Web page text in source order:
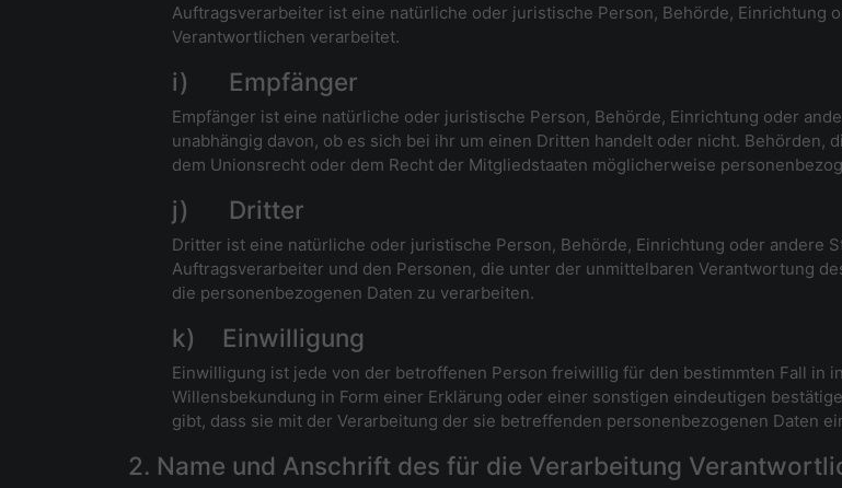
Auftragsverarbeiter ist eine natürliche oder juristische Person, Behörde, Einrichtung
Verantwortlichen verarbeitet.
i) Empfänger
Empfänger ist eine natürliche oder juristische Person, Behörde, Einrichtung oder
unabhängig davon, ob es sich bei ihr um einen Dritten handelt oder nicht. Behörden,
dem Unionsrecht oder dem Recht der Mitgliedstaaten möglicherweise
j) Dritter
Dritter ist eine natürliche oder juristische Person, Behörde, Einrichtung oder andere
Auftragsverarbeiter und den Personen, die unter der unmittelbaren Verantwortung
die personenbezogenen Daten zu verarbeiten.
k) Einwilligung
Einwilligung ist jede von der betroffenen Person freiwillig für den bestimmten Fall in
Willensbekundung in Form einer Erklärung oder einer sonstigen eindeutigen
gibt, dass sie mit der Verarbeitung der sie betreffenden personenbezogenen Daten
2. Name und Anschrift des für die Verarbeitung